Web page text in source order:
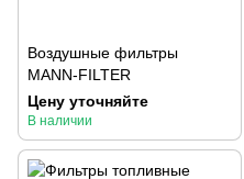
Воздушные фильтры
MANN-FILTER
Цену уточняйте
В наличии